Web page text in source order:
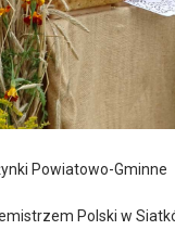
Powiatowo-Gminne
Polski w